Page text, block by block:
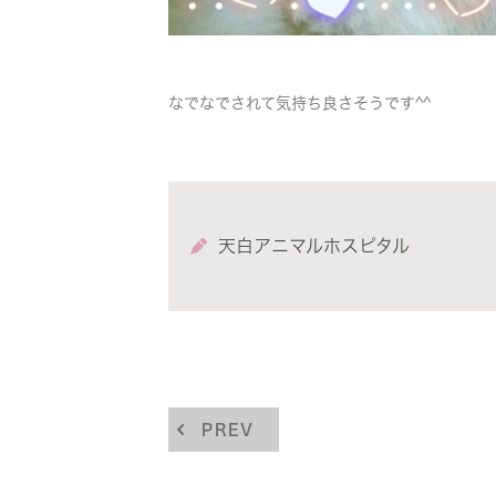
なでなでされて気持ち良さそうです^^
天白アニマルホスピタル
PREV